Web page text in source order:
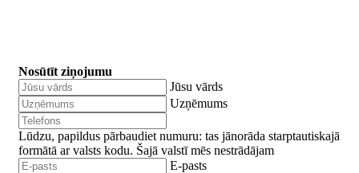
Nosūtīt ziņojumu
Jūsu vārds
Uzņēmums
Lūdzu, papildus pārbaudiet numuru: tas jānorāda starptautiskajā
formātā ar valsts kodu. Šajā valstī mēs nestrādājam
E-pasts